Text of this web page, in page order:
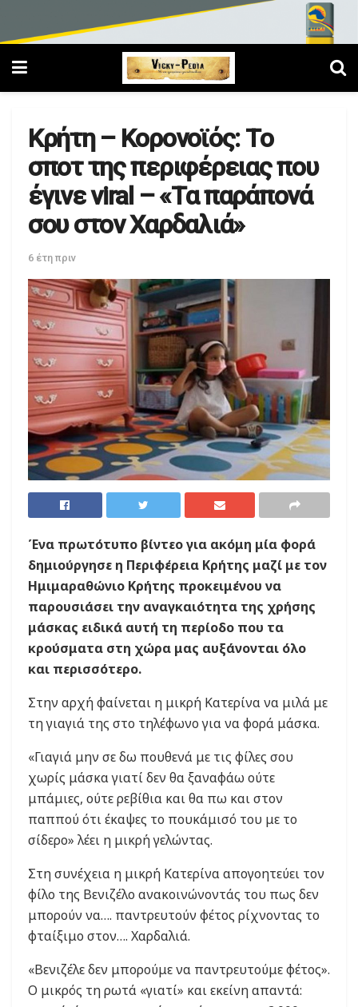
Κρήτη – Κορονοϊός: Tο
σποτ της περιφέρειας που
έγινε viral – «Τα παράπονά
σου στον Χαρδαλιά»
6 έτη πριν
Ένα πρωτότυπο βίντεο για ακόμη μία φορά
δημιούργησε η Περιφέρεια Κρήτης μαζί με τον
Ημιμαραθώνιο Κρήτης προκειμένου να
παρουσιάσει την αναγκαιότητα της χρήσης
μάσκας ειδικά αυτή τη περίοδο που τα
κρούσματα στη χώρα μας αυξάνονται όλο
και περισσότερο.
Στην αρχή φαίνεται η μικρή Κατερίνα να μιλά με
τη γιαγιά της στο τηλέφωνο για να φορά μάσκα.
«Γιαγιά μην σε δω πουθενά με τις φίλες σου
χωρίς μάσκα γιατί δεν θα ξαναφάω ούτε
μπάμιες, ούτε ρεβίθια και θα πω και στον
παππού ότι έκαψες το πουκάμισό του με το
σίδερο» λέει η μικρή γελώντας.
Στη συνέχεια η μικρή Κατερίνα απογοητεύει τον
φίλο της Βενιζέλο ανακοινώνοντάς του πως δεν
μπορούν να…. παντρευτούν φέτος ρίχνοντας το
φταίξιμο στον…. Χαρδαλιά.
«Βενιζέλε δεν μπορούμε να παντρευτούμε φέτος».
Ο μικρός τη ρωτά «γιατί» και εκείνη απαντά: